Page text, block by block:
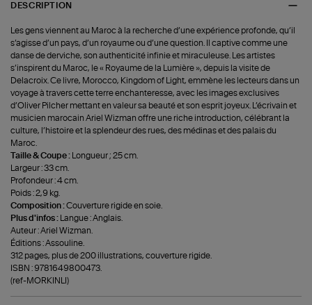
DESCRIPTION
Les gens viennent au Maroc à la recherche d’une expérience profonde, qu’il
s’agisse d’un pays, d’un royaume ou d’une question. Il captive comme une
danse de derviche, son authenticité infinie et miraculeuse. Les artistes
s’inspirent du Maroc, le « Royaume de la Lumière », depuis la visite de
Delacroix. Ce livre, Morocco, Kingdom of Light, emmène les lecteurs dans un
voyage à travers cette terre enchanteresse, avec les images exclusives
d’Oliver Pilcher mettant en valeur sa beauté et son esprit joyeux. L’écrivain et
musicien marocain Ariel Wizman offre une riche introduction, célébrant la
culture, l’histoire et la splendeur des rues, des médinas et des palais du
Maroc.
Taille & Coupe : Longueur ; 25 cm.
Largeur : 33 cm.
Profondeur : 4 cm.
Poids : 2,9 kg.
Composition :Couverture rigide en soie.
Plus d'infos : Langue : Anglais.
Auteur : Ariel Wizman.
Éditions : Assouline.
312 pages, plus de 200 illustrations, couverture rigide.
ISBN : 9781649800473.
(ref-MORKINLI)